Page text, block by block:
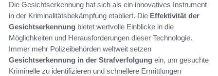
Die Gesichtserkennung hat sich als ein innovatives Instrument
in der Kriminalitätsbekämpfung etabliert. Die Effektivität der
Gesichtserkennung bietet wertvolle Einblicke in die
Möglichkeiten und Herausforderungen dieser Technologie.
Immer mehr Polizeibehörden weltweit setzen
Gesichtserkennung in der Strafverfolgung ein, um gesuchte
Kriminelle zu identifizieren und schnellere Ermittlungen